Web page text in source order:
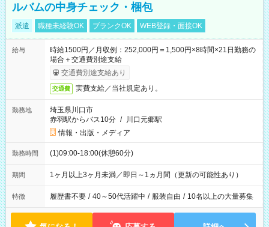
ルバムの中身チェック・梱包
派遣 職種未経験OK ブランクOK WEB登録・面接OK
給与
時給1500円／月収例：252,000円＝1,500円×8時間×21日勤務の
場合＋交通費別途支給
交通費別途支給あり
交通費 実費支給／当社規定あり。
勤務地
埼玉県川口市
赤羽駅からバス10分 / 川口元郷駅
情報・出版・メディア
勤務時間 (1)09:00-18:00(休憩60分)
期間 1ヶ月以上3ヶ月未満／即日～1ヵ月間（更新の可能性あり）
特徴 履歴書不要 / 40～50代活躍中 / 服装自由 / 10名以上の大量募集